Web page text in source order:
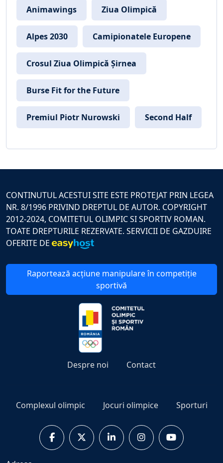
Animawings Ziua Olimpică
Alpes 2030 Camipionatele Europene
Crosul Ziua Olimpică Șirnea
Burse Fit for the Future
Premiul Piotr Nurowski Second Half
CONTINUTUL ACESTUI SITE ESTE PROTEJAT PRIN LEGEA
NR. 8/1996 PRIVIND DREPTUL DE AUTOR. COPYRIGHT
2012-2024, COMITETUL OLIMPIC SI SPORTIV ROMAN.
TOATE DREPTURILE REZERVATE. SERVICII DE GAZDUIRE
OFERITE DE
Raportează acțiune manipulare în competiție
sportivă
Despre noi Contact
Complexul olimpic Jocuri olimpice Sporturi